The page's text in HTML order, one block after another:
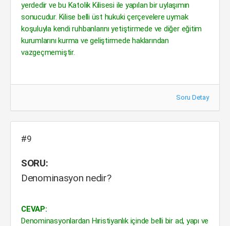
yerdedir ve bu Katolik Kilisesi ile yapılan bir uylaşımın
sonucudur. Kilise belli üst hukuki çerçevelere uymak
koşuluyla kendi ruhbanlarını yetiştirmede ve diğer eğitim
kurumlarını kurma ve geliştirmede haklarından
vazgeçmemiştir.
Soru Detay
#9
SORU:
Denominasyon nedir?
CEVAP:
Denominasyonlardan Hıristiyanlık içinde belli bir ad, yapı ve